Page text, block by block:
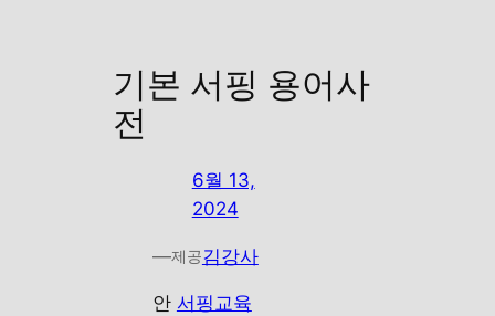
기본 서핑 용어사
전
6월 13,
2024
—제공김강사
안 서핑교육